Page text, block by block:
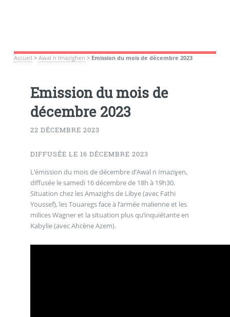
Accueil > Awal n Imazighen > Emission du mois de décembre 2023
Emission du mois de
décembre 2023
22 DÉCEMBRE 2023
DIFFUSÉE LE 16 DÉCEMBRE 2023
L’émission du mois de décembre d’Awal n Imaziɣen,
diffusée le samedi 16 décembre de 18h à 19h30.
Situation chez les Amazighs de Libye (avec Fathi
Youssef), les Touaregs face à l’armée malienne et les
milices Wagner et la situation plus qu’inquiétante en
Kabylie (avec Ahcène Azem).